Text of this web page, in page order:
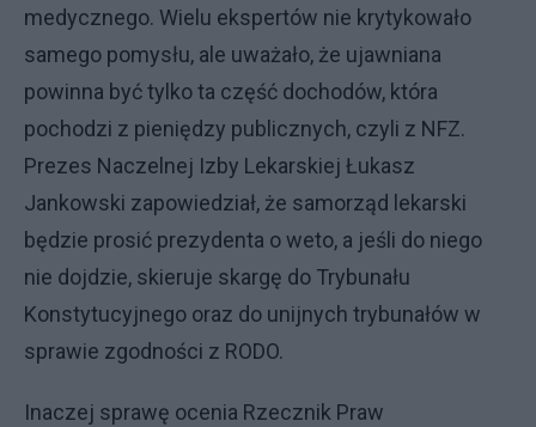
medycznego. Wielu ekspertów nie krytykowało
samego pomysłu, ale uważało, że ujawniana
powinna być tylko ta część dochodów, która
pochodzi z pieniędzy publicznych, czyli z NFZ.
Prezes Naczelnej Izby Lekarskiej Łukasz
Jankowski zapowiedział, że samorząd lekarski
będzie prosić prezydenta o weto, a jeśli do niego
nie dojdzie, skieruje skargę do Trybunału
Konstytucyjnego oraz do unijnych trybunałów w
sprawie zgodności z RODO.
Inaczej sprawę ocenia Rzecznik Praw